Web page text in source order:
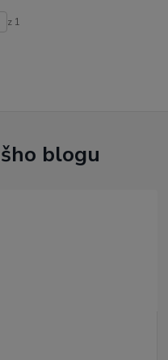
z 1
blogu